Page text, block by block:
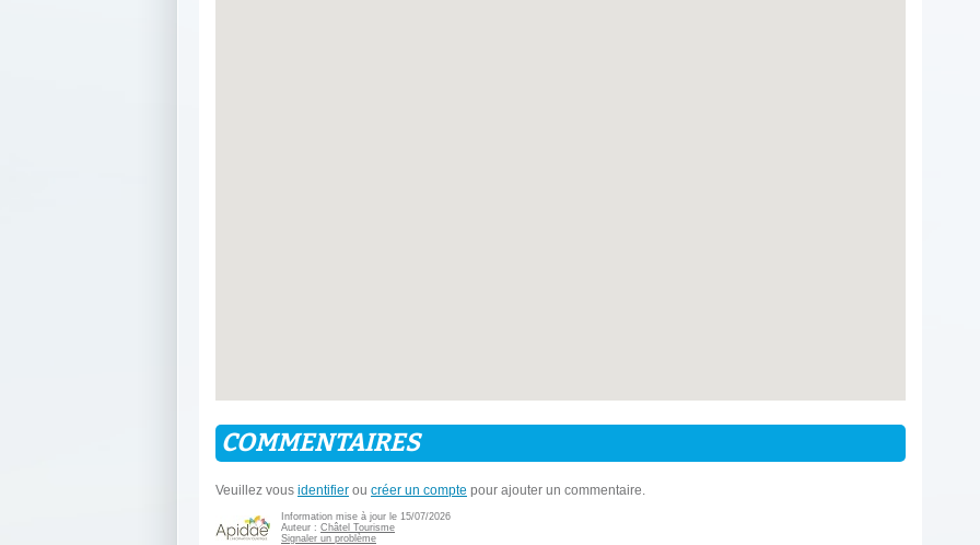
COMMENTAIRES
Veuillez vous identifier ou créer un compte pour ajouter un commentaire.
Information mise à jour le 15/07/2026
Auteur : Châtel Tourisme
Signaler un problème